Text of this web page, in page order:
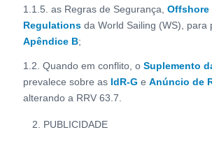
1.1.5. as Regras de Segurança, Offshore
Regulations da World Sailing (WS), para
Apêndice B;
1.2. Quando em conflito, o Suplemento
prevalece sobre as IdR-G e Anúncio de
alterando a RRV 63.7.
PUBLICIDADE